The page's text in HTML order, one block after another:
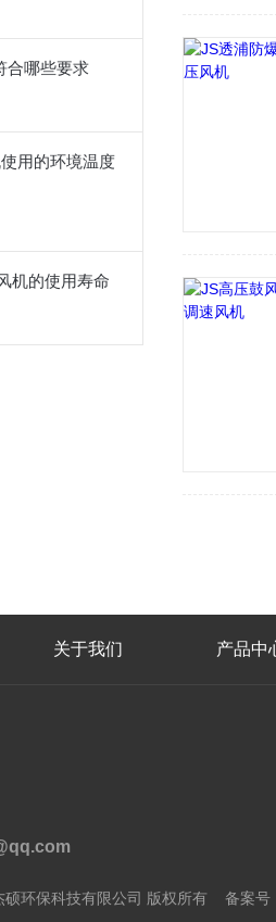
合哪些要求
用的环境温度
机的使用寿命
关于我们 产品中
硕环保科技有限公司 版权所有 备案号